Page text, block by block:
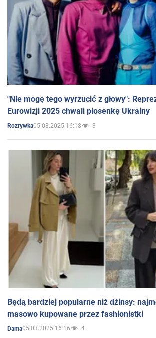
"Nie mogę tego wyrzucić z głowy":
Eurowizji 2025 chwali piosenkę Ukrainy
Rozrywka05.03.2025 16:18 3
Będą bardziej popularne niż dżinsy:
masowo kupowane przez fashionistki
Dama05.03.2025 16:16 4